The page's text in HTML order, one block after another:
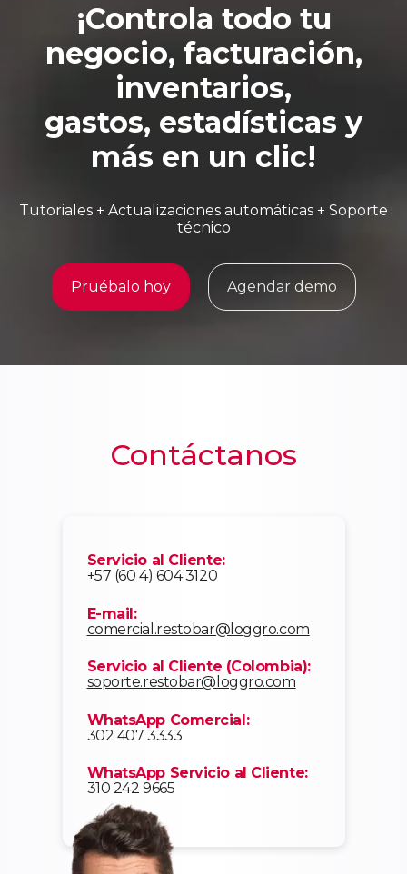
¡Controla todo tu
negocio, facturación,
inventarios,
gastos, estadísticas y
más en un clic!
Tutoriales + Actualizaciones automáticas + Soporte
técnico
Pruébalo hoy Agendar demo
Contáctanos
Servicio al Cliente:
+57 (60 4) 604 3120
E-mail:
comercial.restobar@loggro.com
Servicio al Cliente (Colombia):
soporte.restobar@loggro.com
WhatsApp Comercial:
302 407 3333
WhatsApp Servicio al Cliente:
310 242 9665